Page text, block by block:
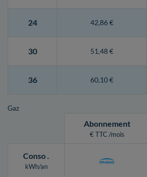
24 42,86 €
30 51,48 €
36 60,10 €
Gaz
Abonnement
€ TTC /mois
Conso.
kWh/an